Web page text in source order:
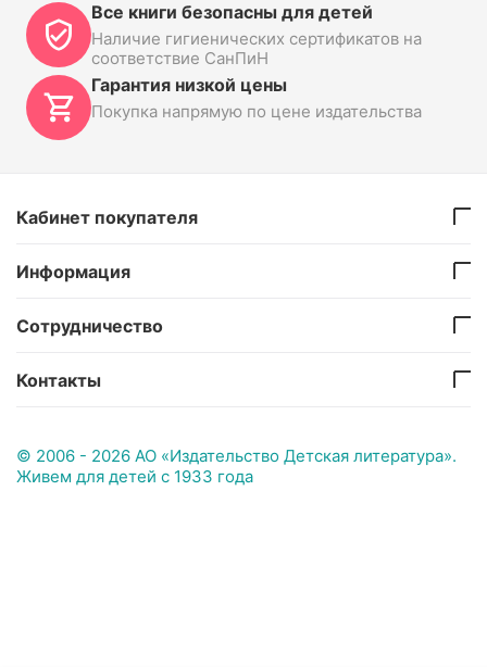
Все книги безопасны для детей
Наличие гигиенических сертификатов на
соответствие СанПиН
Гарантия низкой цены
Покупка напрямую по цене издательства
Кабинет покупателя
Информация
Сотрудничество
Контакты
© 2006 - 2026 АО «Издательство Детская литература».
Живем для детей с 1933 года